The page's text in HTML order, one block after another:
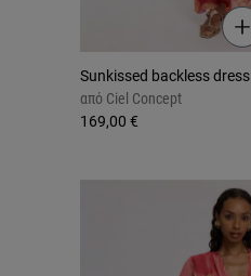
Sunkissed backless dress
από Ciel Concept
169,00 €